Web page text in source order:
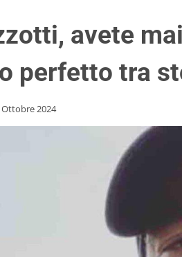
avete
perfetto tra
Ottobre 2024